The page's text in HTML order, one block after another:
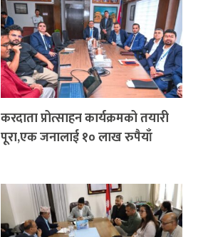
करदाता प्रोत्साहन कार्यक्रमको तयारी
पूरा,एक जनालाई १० लाख रुपैयाँ